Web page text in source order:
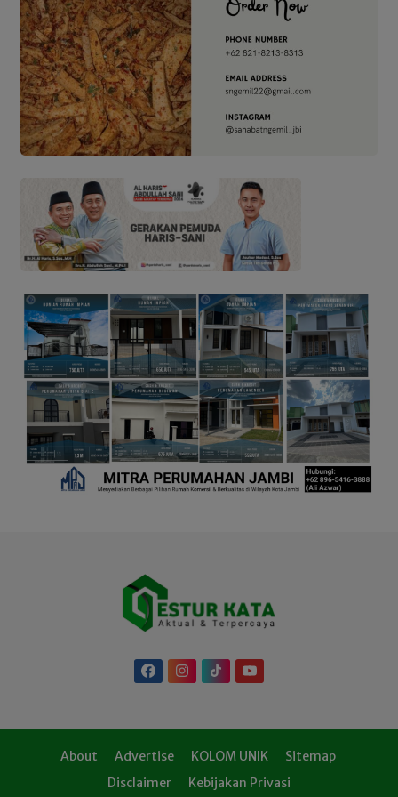
About Advertise KOLOM UNIK
Sitemap
Disclaimer
Kebijakan Privasi